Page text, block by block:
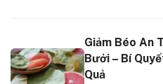
Giảm Béo An
Bưởi – Bí
Quả